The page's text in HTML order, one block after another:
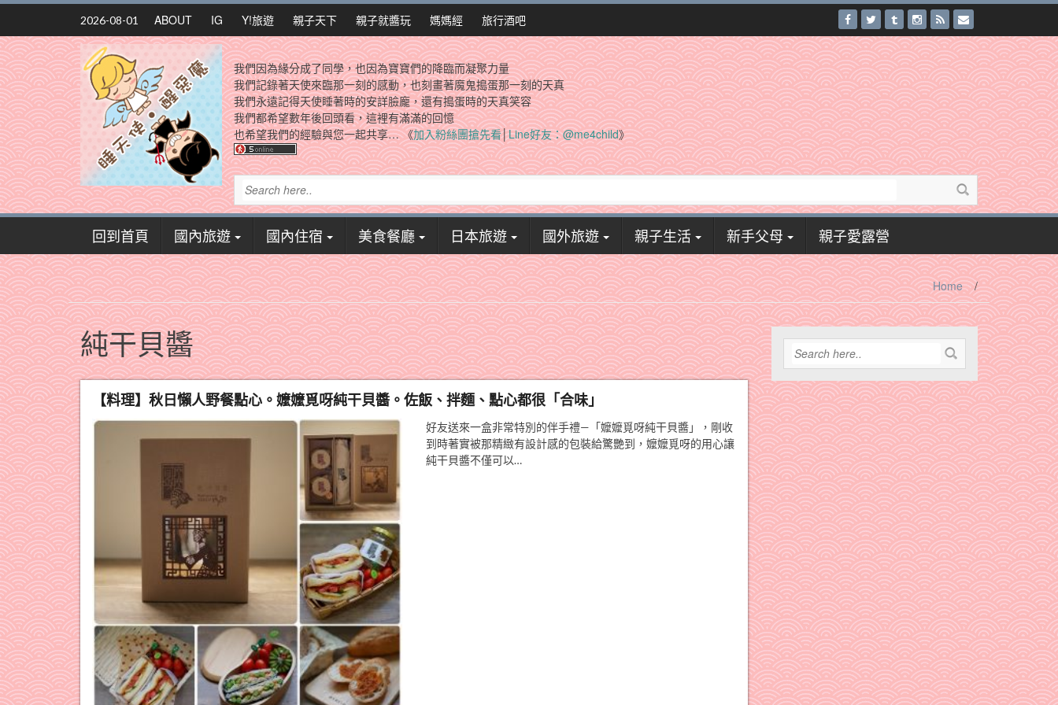
Skip
content
2026-08-01 ABOUT IG Y!旅遊 親子天下 親子就醬玩 媽媽經 旅行酒吧
我們因為緣分成了同學，也因為寶寶們的降臨而凝聚力量
我們記錄著天使來臨那一刻的感動，也刻畫著魔鬼搗蛋那一刻的天真
我們永遠記得天使睡著時的安詳臉龐，還有搗蛋時的天真笑容
我們都希望數年後回頭看，這裡有滿滿的回憶
也希望我們的經驗與您一起共享… 《加入粉絲團搶先看│Line好友：@me4child》
回到首頁 國內旅遊 國內住宿 美食餐廳 日本旅遊 國外旅遊 親子生活 新手父母 親子愛露營
Home /
純干貝醬
【料理】秋日懶人野餐點心。嬤嬤覓呀純干貝醬。佐飯、拌麵、點心都很「合味」
好友送來一盒非常特別的伴手禮—「嬤嬤覓呀純干貝醬」，剛收
到時著實被那精緻有設計感的包裝給驚艷到，嬤嬤覓呀的用心讓
純干貝醬不僅可以…